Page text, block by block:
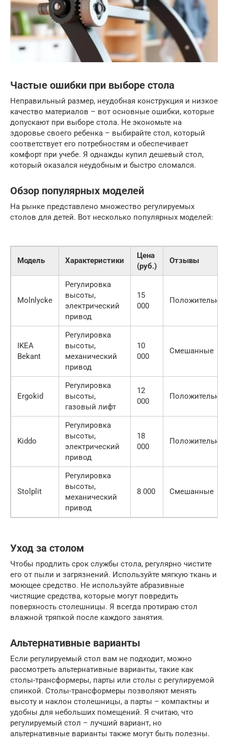
Частые ошибки при выборе стола
Неправильный размер, неудобная конструкция и низкое
качество материалов – вот основные ошибки, которые
допускают при выборе стола. Не экономьте на
здоровье своего ребенка – выбирайте стол, который
соответствует его потребностям и обеспечивает
комфорт при учебе. Я однажды купил дешевый стол,
который оказался неудобным и быстро сломался.
Обзор популярных моделей
На рынке представлено множество регулируемых
столов для детей. Вот несколько популярных моделей:
Модель Характеристики
Цена
(руб.)
Отзывы
Molnlycke
Регулировка
высоты,
электрический
привод
15
000
IKEA
Bekant
Регулировка
высоты,
механический
привод
10
000
Смешанные
Ergokid
Регулировка
высоты,
газовый лифт
12
000
Kiddo
Регулировка
высоты,
электрический
привод
18
000
Stolplit
Регулировка
высоты,
механический
привод
8 000 Смешанные
Уход за столом
Чтобы продлить срок службы стола, регулярно чистите
его от пыли и загрязнений. Используйте мягкую ткань и
моющее средство. Не используйте абразивные
чистящие средства, которые могут повредить
поверхность столешницы. Я всегда протираю стол
влажной тряпкой после каждого занятия.
Альтернативные варианты
Если регулируемый стол вам не подходит, можно
рассмотреть альтернативные варианты, такие как
столы-трансформеры, парты или столы с регулируемой
спинкой. Столы-трансформеры позволяют менять
высоту и наклон столешницы, а парты – компактны и
удобны для небольших помещений. Я считаю, что
регулируемый стол – лучший вариант, но
альтернативные варианты также могут быть полезны.